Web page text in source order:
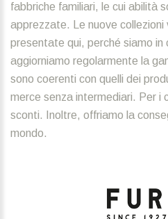
fabbriche familiari, le cui abilità
apprezzate. Le nuove collezioni
presentate qui, perché siamo
aggiorniamo regolarmente la
sono coerenti con quelli dei
merce senza intermediari. Per i
sconti. Inoltre, offriamo la
mondo.